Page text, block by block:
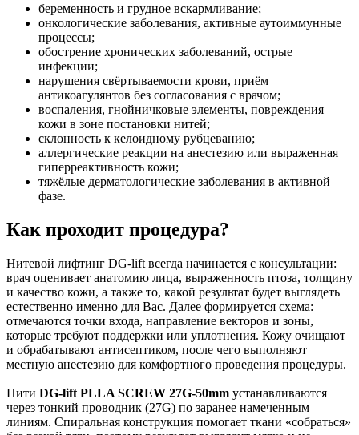
беременность и грудное вскармливание;
онкологические заболевания, активные аутоиммунные
процессы;
обострение хронических заболеваний, острые
инфекции;
нарушения свёртываемости крови, приём
антикоагулянтов без согласования с врачом;
воспаления, гнойничковые элементы, повреждения
кожи в зоне постановки нитей;
склонность к келоидному рубцеванию;
аллергические реакции на анестезию или выраженная
гиперреактивность кожи;
тяжёлые дерматологические заболевания в активной
фазе.
Как проходит процедура?
Нитевой лифтинг DG-lift всегда начинается с консультации:
врач оценивает анатомию лица, выраженность птоза, толщину
и качество кожи, а также то, какой результат будет выглядеть
естественно именно для Вас. Далее формируется схема:
отмечаются точки входа, направление векторов и зоны,
которые требуют поддержки или уплотнения. Кожу очищают
и обрабатывают антисептиком, после чего выполняют
местную анестезию для комфортного проведения процедуры.
Нити DG-lift PLLA SCREW 27G-50mm устанавливаются
через тонкий проводник (27G) по заранее намеченным
линиям. Спиральная конструкция помогает ткани «собраться»